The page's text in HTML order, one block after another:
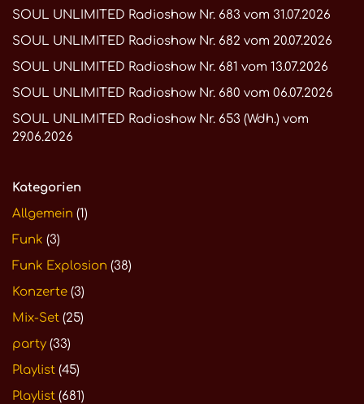
SOUL UNLIMITED Radioshow Nr. 683 vom 31.07.2026
SOUL UNLIMITED Radioshow Nr. 682 vom 20.07.2026
SOUL UNLIMITED Radioshow Nr. 681 vom 13.07.2026
SOUL UNLIMITED Radioshow Nr. 680 vom 06.07.2026
SOUL UNLIMITED Radioshow Nr. 653 (Wdh.) vom
29.06.2026
Kategorien
Allgemein (1)
Funk (3)
Funk Explosion (38)
Konzerte (3)
Mix-Set (25)
party (33)
Playlist (45)
Playlist (681)